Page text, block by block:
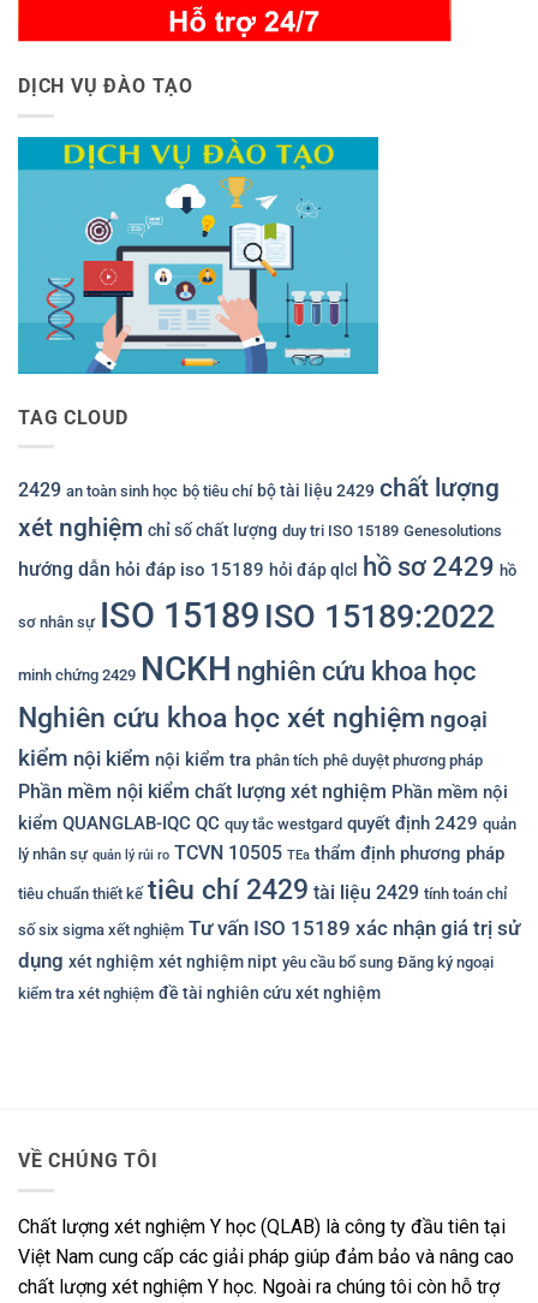
DỊCH VỤ ĐÀO TẠO
TAG CLOUD
2429 an toàn sinh học bộ tiêu chí bộ tài liệu 2429 chất lượng
xét nghiệm chỉ số chất lượng duy tri ISO 15189 Genesolutions
hướng dẫn hỏi đáp iso 15189 hỏi đáp qlcl hồ sơ 2429 hồ
sơ nhân sự ISO 15189 ISO 15189:2022
minh chứng 2429 NCKH nghiên cứu khoa học
Nghiên cứu khoa học xét nghiệm ngoại
kiểm nội kiểm nội kiểm tra phân tích phê duyệt phương pháp
Phần mềm nội kiểm chất lượng xét nghiệm Phần mềm nội
kiểm QUANGLAB-IQC QC quy tắc westgard quyết định 2429 quản
lý nhân sự quản lý rủi ro TCVN 10505 TEa thẩm định phương pháp
tiêu chuẩn thiết kế tiêu chí 2429 tài liệu 2429 tính toán chỉ
số six sigma xết nghiệm Tư vấn ISO 15189 xác nhận giá trị sử
dụng xét nghiệm xét nghiệm nipt yêu cầu bổ sung Đăng ký ngoại
kiểm tra xét nghiệm đề tài nghiên cứu xét nghiệm
VỀ CHÚNG TÔI
Chất lượng xét nghiệm Y học (QLAB) là công ty đầu tiên tại
Việt Nam cung cấp các giải pháp giúp đảm bảo và nâng cao
chất lượng xét nghiệm Y học. Ngoài ra chúng tôi còn hỗ trợ